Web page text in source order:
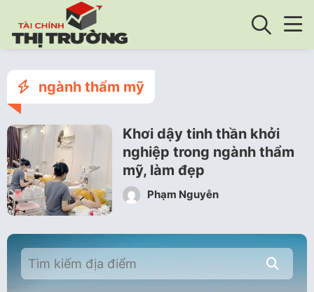
ngành thẩm mỹ
Khơi dậy tinh thần khởi
nghiệp trong ngành thẩm
mỹ, làm đẹp
Phạm Nguyễn